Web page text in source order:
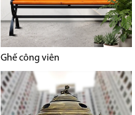
Ghế công viên